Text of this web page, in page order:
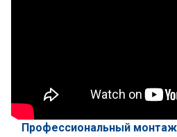
Профессиональный